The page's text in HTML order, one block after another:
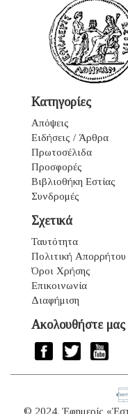
Κατηγορίες
Απόψεις
Ειδήσεις / Άρθρα
Πρωτοσέλιδα
Προσφορές
Βιβλιοθήκη Εστίας
Συνδρομές
Σχετικά
Ταυτότητα
Πολιτική Απορρήτου
Όροι Χρήσης
Επικοινωνία
Διαφήμιση
Ακολουθήστε μας
© 2024. Ἐφημερίς